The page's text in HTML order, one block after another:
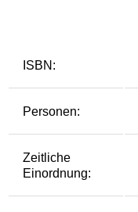
ISBN:
Personen:
Zeitliche
Einordnung: